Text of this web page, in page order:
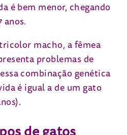
é bem menor, chegando
anos.
macho, a fêmea
problemas de
combinação genética
é igual a de um gato